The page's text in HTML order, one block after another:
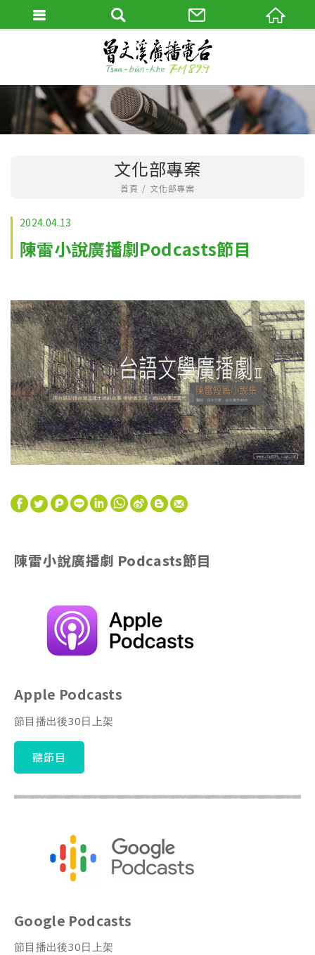
文化部專案
首頁 文化部專案
2024.04.13
陳雷小說廣播劇Podcasts節目
h
t
A
p
i
a
陳雷小說廣播劇 Podcasts節目
Apple Podcasts
節目播出後30日上架
聽節目
Google Podcasts
節目播出後30日上架